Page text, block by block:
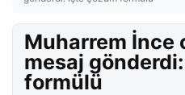
Muharrem İnce
mesaj
formülü